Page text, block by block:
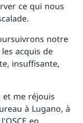
ce qui nous
notre
acquis de
insuffisante,
et me réjouis
à Lugano, à